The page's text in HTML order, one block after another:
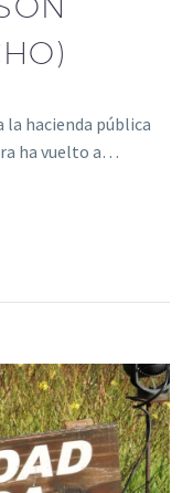
la hacienda pública
ha vuelto a…